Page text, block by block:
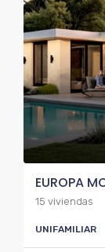
EUROPA
15 viviendas
UNIFAMILIAR